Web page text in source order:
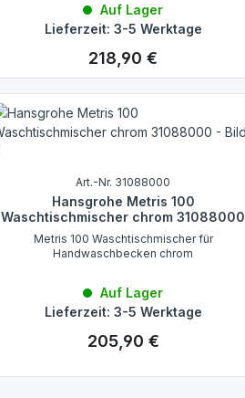
Auf Lager
Lieferzeit: 3-5 Werktage
Regulärer Preis:
218,90 €
Art.-Nr. 31088000
Hansgrohe Metris 100
Waschtischmischer chrom 31088000
Metris 100 Waschtischmischer für
Handwaschbecken chrom
Auf Lager
Lieferzeit: 3-5 Werktage
Regulärer Preis:
205,90 €